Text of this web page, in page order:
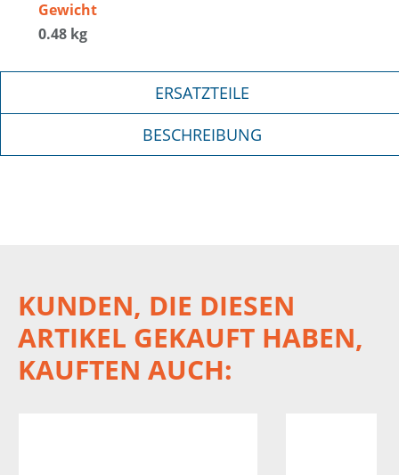
Gewicht
0.48 kg
ERSATZTEILE
BESCHREIBUNG
KUNDEN, DIE DIESEN
ARTIKEL GEKAUFT HABEN,
KAUFTEN AUCH: